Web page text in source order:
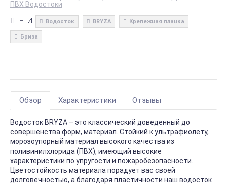
ПВХ Водостоки
ТЕГИ: Водосток BRYZA Крепежная планка
Бриза
Обзор Характеристики Отзывы
Водосток BRYZA – это классический доведенный до
совершенства форм, материал. Стойкий к ультрафиолету,
морозоупорный материал высокого качества из
поливинилхлорида (ПВХ), имеющий высокие
характеристики по упругости и пожаробезопасности.
Цветостойкость материала порадует вас своей
долговечностью, а благодаря пластичности наш водосток